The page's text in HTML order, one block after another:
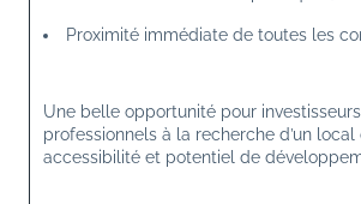
Proximité immédiate de toutes les
Une belle opportunité pour
professionnels à la recherche d’un local
accessibilité et potentiel de